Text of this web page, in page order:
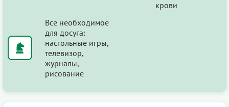
крови
Все необходимое
для досуга:
настольные игры,
телевизор,
журналы,
рисование